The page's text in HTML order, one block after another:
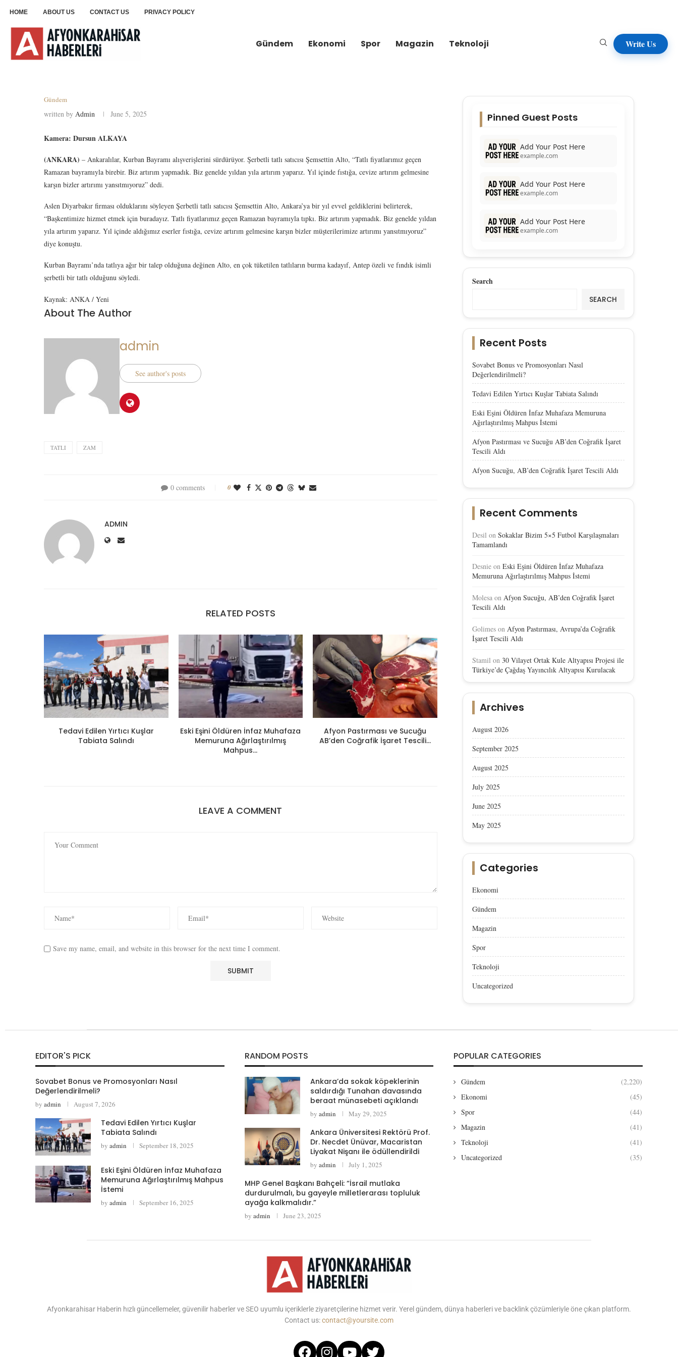
HOME ABOUT US CONTACT US PRIVACY POLICY
Gündem Ekonomi Spor Magazin Teknoloji Write Us
Gündem
written by Admin June 5, 2025
Kamera: Dursun ALKAYA
(ANKARA) – Ankaralılar, Kurban Bayramı alışverişlerini sürdürüyor. Şerbetli tatlı satıcısı Şemsettin Alto, “Tatlı fiyatlarımız geçen
Ramazan bayramıyla birebir. Biz artırım yapmadık. Biz genelde yıldan yıla artırım yaparız. Yıl içinde fıstığa, cevize artırım gelmesine
karşın bizler artırımı yansıtmıyoruz” dedi.
Aslen Diyarbakır firması olduklarını söyleyen Şerbetli tatlı satıcısı Şemsettin Alto, Ankara’ya bir yıl evvel geldiklerini belirterek,
“Başkentimize hizmet etmek için buradayız. Tatlı fiyatlarımız geçen Ramazan bayramıyla tıpkı. Biz artırım yapmadık. Biz genelde yıldan
yıla artırım yaparız. Yıl içinde aldığımız eserler fıstığa, cevize artırım gelmesine karşın bizler müşterilerimize artırımı yansıtmıyoruz”
diye konuştu.
Kurban Bayramı’nda tatlıya ağır bir talep olduğuna değinen Alto, en çok tüketilen tatlıların burma kadayıf, Antep özeli ve fındık isimli
şerbetli bir tatlı olduğunu söyledi.
Kaynak: ANKA / Yeni
About The Author
admin
See author's posts
TATLI ZAM
0 comments 0
ADMIN
RELATED POSTS
Tedavi Edilen Yırtıcı Kuşlar
Tabiata Salındı
Eski Eşini Öldüren İnfaz Muhafaza
Memuruna Ağırlaştırılmış
Mahpus...
Afyon Pastırması ve Sucuğu
AB’den Coğrafik İşaret Tescili...
Afyon Sucuğu, AB’den Coğrafik
İşaret Tescili Aldı
İşaret Tescili Aldı
LEAVE A COMMENT
Save my name, email, and website in this browser for the next time I comment.
Pinned Guest Posts
Add Your Post Here
example.com
Add Your Post Here
example.com
Add Your Post Here
example.com
Search
SEARCH
Recent Posts
Sovabet Bonus ve Promosyonları Nasıl
Değerlendirilmeli?
Tedavi Edilen Yırtıcı Kuşlar Tabiata Salındı
Eski Eşini Öldüren İnfaz Muhafaza Memuruna
Ağırlaştırılmış Mahpus İstemi
Afyon Pastırması ve Sucuğu AB’den Coğrafik İşaret
Tescili Aldı
Afyon Sucuğu, AB’den Coğrafik İşaret Tescili Aldı
Recent Comments
Desil on Sokaklar Bizim 5×5 Futbol Karşılaşmaları
Tamamlandı
Desnie on Eski Eşini Öldüren İnfaz Muhafaza
Memuruna Ağırlaştırılmış Mahpus İstemi
Molesa on Afyon Sucuğu, AB’den Coğrafik İşaret
Tescili Aldı
Golimes on Afyon Pastırması, Avrupa’da Coğrafik
İşaret Tescili Aldı
Stamil on 30 Vilayet Ortak Kule Altyapısı Projesi ile
Türkiye’de Çağdaş Yayıncılık Altyapısı Kurulacak
Archives
August 2026
September 2025
August 2025
July 2025
June 2025
May 2025
Categories
Ekonomi
Gündem
Magazin
Spor
Teknoloji
Uncategorized
EDITOR'S PICK
Sovabet Bonus ve Promosyonları Nasıl
Değerlendirilmeli?
by admin August 7, 2026
Tedavi Edilen Yırtıcı Kuşlar
Tabiata Salındı
by admin September 18, 2025
Eski Eşini Öldüren İnfaz Muhafaza
Memuruna Ağırlaştırılmış Mahpus
İstemi
by admin September 16, 2025
RANDOM POSTS
Ankara’da sokak köpeklerinin
saldırdığı Tunahan davasında
beraat münasebeti açıklandı
by admin May 29, 2025
Ankara Üniversitesi Rektörü Prof.
Dr. Necdet Ünüvar, Macaristan
Liyakat Nişanı ile ödüllendirildi
by admin July 1, 2025
MHP Genel Başkanı Bahçeli: “İsrail mutlaka
durdurulmalı, bu gayeyle milletlerarası topluluk
ayağa kalkmalıdır.”
by admin June 23, 2025
POPULAR CATEGORIES
Gündem
(2,220)
Ekonomi
(45)
Spor
(44)
Magazin
(41)
Teknoloji
(41)
Uncategorized
(35)
Afyonkarahisar Haberin hızlı güncellemeler, güvenilir haberler ve SEO uyumlu içeriklerle ziyaretçilerine hizmet verir. Yerel gündem, dünya haberleri ve backlink çözümleriyle öne çıkan platform.
Contact us:contact@yoursite.com